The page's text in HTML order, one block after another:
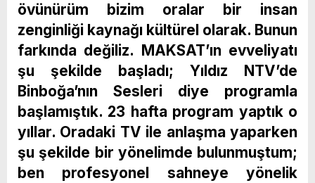
övünürüm bizim oralar bir insan
zenginliği kaynağı kültürel olarak. Bunun
farkında değiliz. MAKSAT’ın evveliyatı
şu şekilde başladı; Yıldız NTV’de
Binboğa’nın Sesleri diye programla
başlamıştık. 23 hafta program yaptık o
yıllar. Oradaki TV ile anlaşma yaparken
şu şekilde bir yönelimde bulunmuştum;
ben profesyonel sahneye yönelik